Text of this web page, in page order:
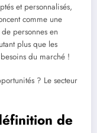
et personnalisés,
comme une
personnes en
plus que les
du marché !
? Le secteur
de